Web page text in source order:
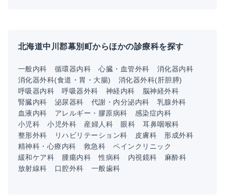
北海道中川郡幕別町からほかの診療科を探す
一般内科 循環器内科 心臓・血管外科
消化器内科
消化器外科(食道・胃・大腸)
消化器外科(肝胆膵)
呼吸器内科
呼吸器外科 神経内科
脳神経外科
腎臓内科
泌尿器科 代謝・内分泌内科
乳腺外科
血液内科
アレルギー・膠原病科
感染症内科
小児科
小児外科 産婦人科 眼科
耳鼻咽喉科
整形外科
リハビリテーション科 皮膚科
形成外科
精神科・心療内科
救急科
ペインクリニック
緩和ケア科
腫瘍内科 性病科 内視鏡科
麻酔科
放射線科
口腔外科 一般歯科